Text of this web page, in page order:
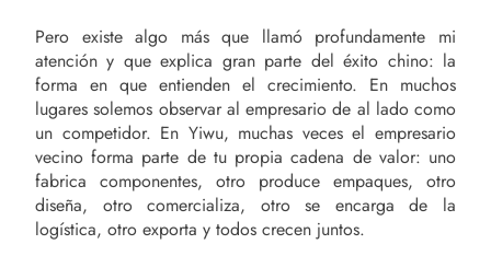
Pero existe algo más que llamó profundamente mi
atención y que explica gran parte del éxito chino: la
forma en que entienden el crecimiento. En muchos
lugares solemos observar al empresario de al lado como
un competidor. En Yiwu, muchas veces el empresario
vecino forma parte de tu propia cadena de valor: uno
fabrica componentes, otro produce empaques, otro
diseña, otro comercializa, otro se encarga de la
logística, otro exporta y todos crecen juntos.